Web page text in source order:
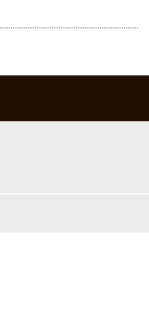
ネーが使えま